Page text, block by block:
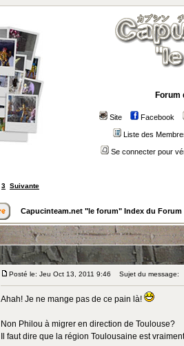
Forum
Site Facebook
Liste des
Se connecter pour
3 Suivante
Capucinteam.net "le forum" Index du Forum
Posté le: Jeu Oct 13, 2011 9:46 Sujet du message:
Ahah! Je ne mange pas de ce pain là!
Non Philou à migrer en direction de Toulouse?
Il faut dire que la région Toulousaine est